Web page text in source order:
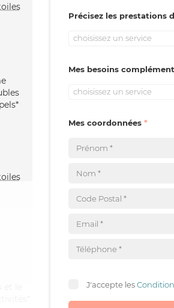
le
Précisez les prestations
choisissez un service
Mes besoins
choisissez un service
Mes coordonnées
J'accepte les